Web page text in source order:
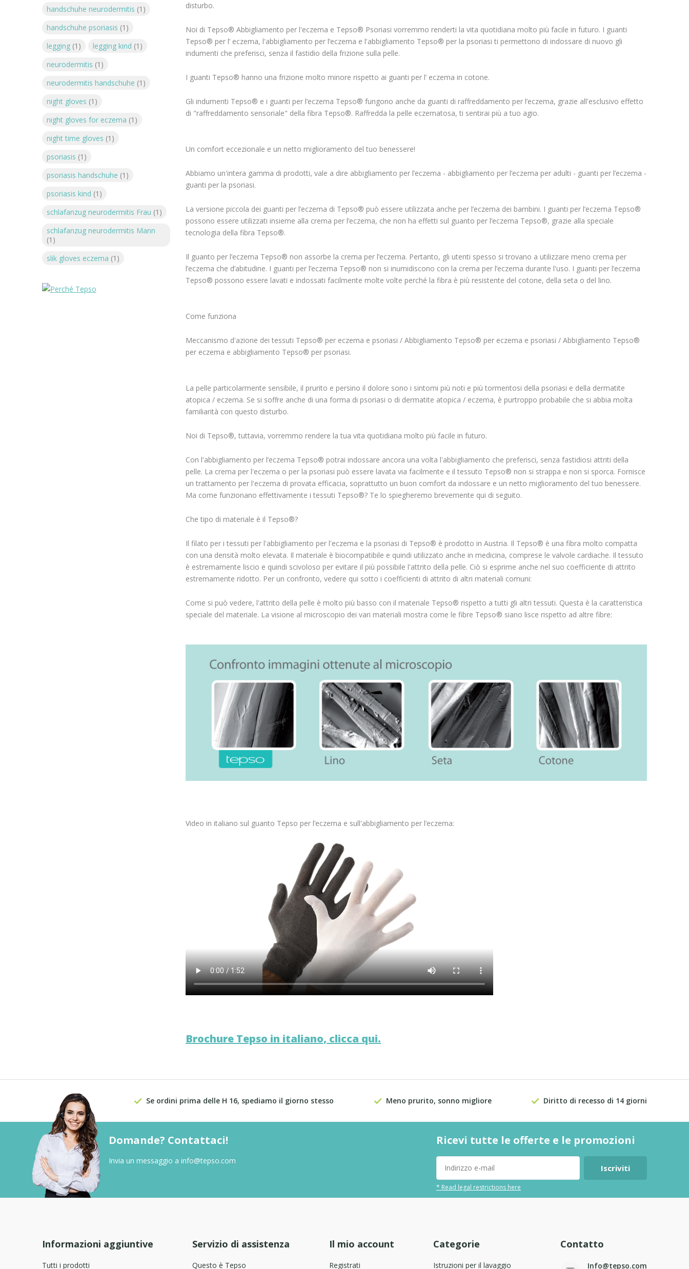
disturbo.
Noi di Tepso® Abbigliamento per l'eczema e Tepso® Psoriasi vorremmo renderti la vita quotidiana molto più facile in futuro. I guanti
Tepso® per l’ eczema, l'abbigliamento per l’eczema e l'abbigliamento Tepso® per la psoriasi ti permettono di indossare di nuovo gli
indumenti che preferisci, senza il fastidio della frizione sulla pelle.
I guanti Tepso® hanno una frizione molto minore rispetto ai guanti per l’ eczema in cotone.
Gli indumenti Tepso® e i guanti per l’eczema Tepso® fungono anche da guanti di raffreddamento per l’eczema, grazie all'esclusivo effetto
di "raffreddamento sensoriale" della fibra Tepso®. Raffredda la pelle eczematosa, ti sentirai più a tuo agio.
Un comfort eccezionale e un netto miglioramento del tuo benessere!
Abbiamo un'intera gamma di prodotti, vale a dire abbigliamento per l’eczema - abbigliamento per l’eczema per adulti - guanti per l’eczema -
guanti per la psoriasi.
La versione piccola dei guanti per l’eczema di Tepso® può essere utilizzata anche per l’eczema dei bambini. I guanti per l’eczema Tepso®
possono essere utilizzati insieme alla crema per l’eczema, che non ha effetti sul guanto per l’eczema Tepso®, grazie alla speciale
tecnologia della fibra Tepso®.
Il guanto per l’eczema Tepso® non assorbe la crema per l’eczema. Pertanto, gli utenti spesso si trovano a utilizzare meno crema per
l’eczema che d’abitudine. I guanti per l’eczema Tepso® non si inumidiscono con la crema per l’eczema durante l'uso. I guanti per l’eczema
Tepso® possono essere lavati e indossati facilmente molte volte perché la fibra è più resistente del cotone, della seta o del lino.
Come funziona
Meccanismo d'azione dei tessuti Tepso® per eczema e psoriasi / Abbigliamento Tepso® per eczema e psoriasi / Abbigliamento Tepso®
per eczema e abbigliamento Tepso® per psoriasi.
La pelle particolarmente sensibile, il prurito e persino il dolore sono i sintomi più noti e più tormentosi della psoriasi e della dermatite
atopica / eczema. Se si soffre anche di una forma di psoriasi o di dermatite atopica / eczema, è purtroppo probabile che si abbia molta
familiarità con questo disturbo.
Noi di Tepso®, tuttavia, vorremmo rendere la tua vita quotidiana molto più facile in futuro.
Con l'abbigliamento per l’eczema Tepso® potrai indossare ancora una volta l'abbigliamento che preferisci, senza fastidiosi attriti della
pelle. La crema per l'eczema o per la psoriasi può essere lavata via facilmente e il tessuto Tepso® non si strappa e non si sporca. Fornisce
un trattamento per l'eczema di provata efficacia, soprattutto un buon comfort da indossare e un netto miglioramento del tuo benessere.
Ma come funzionano effettivamente i tessuti Tepso®? Te lo spiegheremo brevemente qui di seguito.
Che tipo di materiale è il Tepso®?
Il filato per i tessuti per l'abbigliamento per l'eczema e la psoriasi di Tepso® è prodotto in Austria. Il Tepso® è una fibra molto compatta
con una densità molto elevata. Il materiale è biocompatibile e quindi utilizzato anche in medicina, comprese le valvole cardiache. Il tessuto
è estremamente liscio e quindi scivoloso per evitare il più possibile l'attrito della pelle. Ciò si esprime anche nel suo coefficiente di attrito
estremamente ridotto. Per un confronto, vedere qui sotto i coefficienti di attrito di altri materiali comuni:
Come si può vedere, l'attrito della pelle è molto più basso con il materiale Tepso® rispetto a tutti gli altri tessuti. Questa è la caratteristica
speciale del materiale. La visione al microscopio dei vari materiali mostra come le fibre Tepso® siano lisce rispetto ad altre fibre:
Video in italiano sul guanto Tepso per l’eczema e sull'abbigliamento per l’eczema:
Brochure Tepso in italiano, clicca qui.
handschuhe neurodermitis (1)
handschuhe psoriasis (1)
legging (1) legging kind (1)
neurodermitis (1)
neurodermitis handschuhe (1)
night gloves (1)
night gloves for eczema (1)
night time gloves (1)
psoriasis (1)
psoriasis handschuhe (1)
psoriasis kind (1)
schlafanzug neurodermitis Frau (1)
schlafanzug neurodermitis Mann
(1)
slik gloves eczema (1)
Se ordini prima delle H 16, spediamo il giorno stesso Meno prurito, sonno migliore Diritto di recesso di 14 giorni
Domande? Contattaci!
Invia un messaggio a info@tepso.com
Ricevi tutte le offerte e le promozioni
Iscriviti
* Read legal restrictions here
Informazioni aggiuntive
Tutti i prodotti
Servizio di assistenza
Questo è Tepso
Il mio account
Registrati
Categorie
Istruzioni per il lavaggio
Contatto
Info@tepso.com